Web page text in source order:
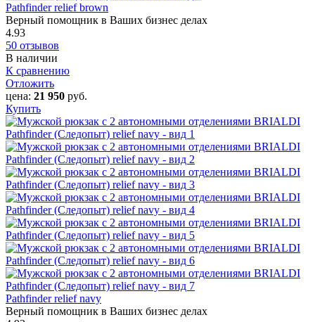
Pathfinder relief brown
Верный помощник в Ваших бизнес делах
4.93
50 отзывов
В наличии
К сравнению
Отложить
цена: 21 950 руб.
Купить
Pathfinder relief navy
Верный помощник в Ваших бизнес делах